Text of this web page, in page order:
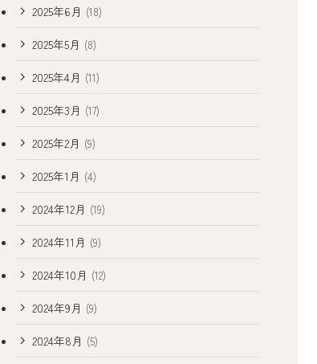
2025年6月 (18)
2025年5月 (8)
2025年4月 (11)
2025年3月 (17)
2025年2月 (9)
2025年1月 (4)
2024年12月 (19)
2024年11月 (9)
2024年10月 (12)
2024年9月 (9)
2024年8月 (5)